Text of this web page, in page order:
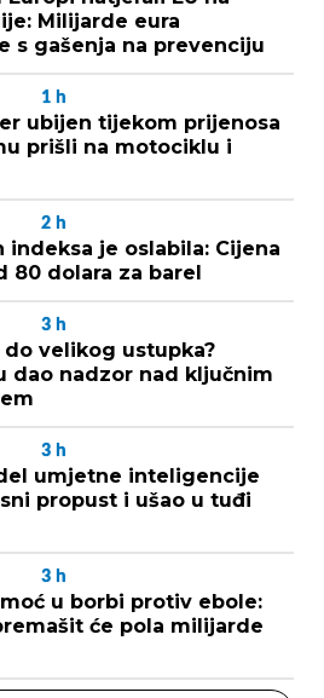
Milijarde eura
s gašenja na prevenciju
1 h
ubijen tijekom prijenosa
prišli na motociklu i
2 h
indeksa je oslabila: Cijena
80 dolara za barel
3 h
do velikog ustupka?
dao nadzor nad ključnim
3 h
umjetne inteligencije
propust i ušao u tuđi
3 h
u borbi protiv ebole:
će pola milijarde